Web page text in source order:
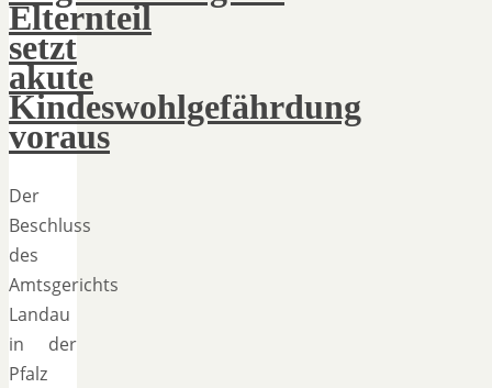
Elternteil
setzt
akute
Kindeswohlgefährdung
voraus
Der
Beschluss
des
Amtsgerichts
Landau
in der
Pfalz